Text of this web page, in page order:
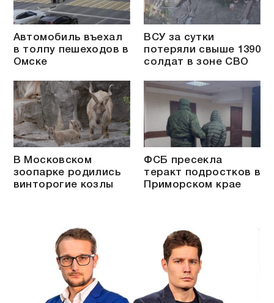
Автомобиль въехал
в толпу пешеходов в
Омске
ВСУ за сутки
потеряли свыше 1390
солдат в зоне СВО
В Московском
зоопарке родились
винторогие козлы
ФСБ пресекла
теракт подростков в
Приморском крае